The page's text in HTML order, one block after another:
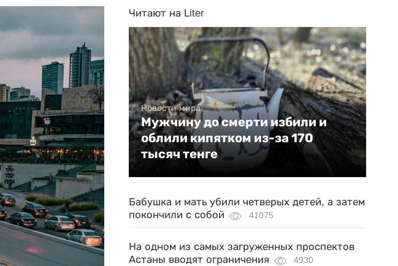
Читают на Liter
Новости мира
Мужчину до смерти избили и
облили кипятком из-за 170
тысяч тенге
Бабушка и мать убили четверых детей, а затем
покончили с собой
41075
На одном из самых загруженных проспектов
Астаны вводят ограничения
4930